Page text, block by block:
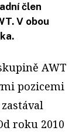
člen
V obou
AWT
pozicemi
roku 2010